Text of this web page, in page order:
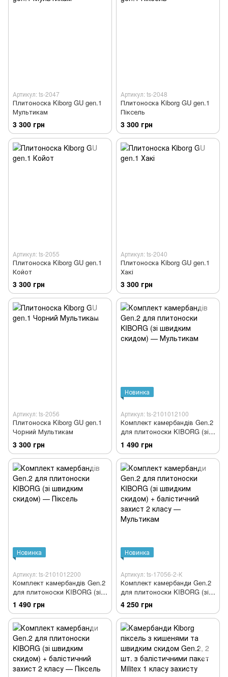
Артикул: ts-2047
Плитоноска Kiborg GU gen.1
Мультикам
3 300 грн
Артикул: ts-2048
Плитоноска Kiborg GU gen.1
Піксель
3 300 грн
Артикул: ts-2055
Плитоноска Kiborg GU gen.1
Койот
3 300 грн
Артикул: ts-2040
Плитоноска Kiborg GU gen.1
Хакі
3 300 грн
Артикул: ts-2056
Плитоноска Kiborg GU gen.1
Чорний Мультикам
3 300 грн
Новинка
Артикул: ts-2101012100
Комплект камербандів Gen.2
для плитоноски KIBORG (зі
швидким скидом) —
Мультикам
1 490 грн
Новинка
Артикул: ts-2101012200
Комплект камербандів Gen.2
для плитоноски KIBORG (зі
швидким скидом) — Піксель
1 490 грн
Новинка
Артикул: ts-17056-2-К
Комплект камербанди Gen.2
для плитоноски KIBORG (зі
швидким скидом) +
балістичний захист 2 класу —
Мультикам
4 250 грн